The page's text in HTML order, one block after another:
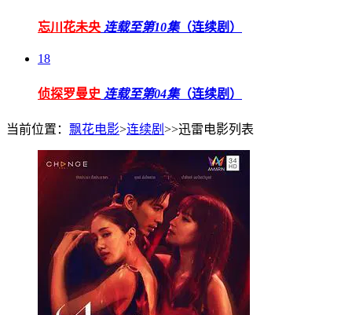
忘川花未央 连载至第10集（连续剧）
18
侦探罗曼史 连载至第04集（连续剧）
当前位置： 飘花电影>连续剧 >>迅雷电影列表